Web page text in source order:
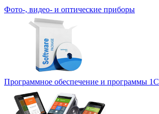
Фото-, видео- и оптические приборы
Программное обеспечение и программы 1С